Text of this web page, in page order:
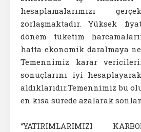
hesaplamalarımızı
zorlaşmaktadır. Yüksek
dönem tüketim
hatta ekonomik daralmaya
Temennimiz karar
sonuçlarını iyi
aldıklarıdır.Temennimiz bu
en kısa sürede azalarak
“YATIRIMLARIMIZI